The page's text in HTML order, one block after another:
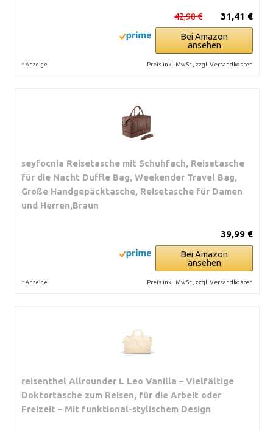
31,41 €
42,98 €
Bei Amazon
ansehen
* Anzeige Preis inkl. MwSt., zzgl. Versandkosten
seyfocnia Reisetasche mit Schuhfach, Reisetasche
für die Nacht Duffle Bag, Weekender Travel Bag,
Große Handgepäcktasche, Reisetasche für Damen
und Herren,Braun
39,99 €
Bei Amazon
ansehen
* Anzeige Preis inkl. MwSt., zzgl. Versandkosten
reisenthel Allrounder L Leo Vanilla – Vielfältige
Doktortasche zum Reisen, für die Arbeit oder
Freizeit – Mit funktional-stylischem Design